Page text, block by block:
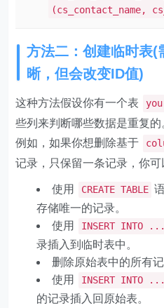
(cs_contact_name,
方法二：创建临时表(
晰，但会改变ID值)
这种方法假设你有一个表
些列来判断哪些数据是重复的
例如，如果你想删除基于
记录，只保留一条记录，你可
使用 CREATE TABLE
存储唯一的记录。
使用
INSERT INTO ...
录插入到临时表中。
删除原始表中的所有记
使用
INSERT INTO ...
的记录插入回原始表。